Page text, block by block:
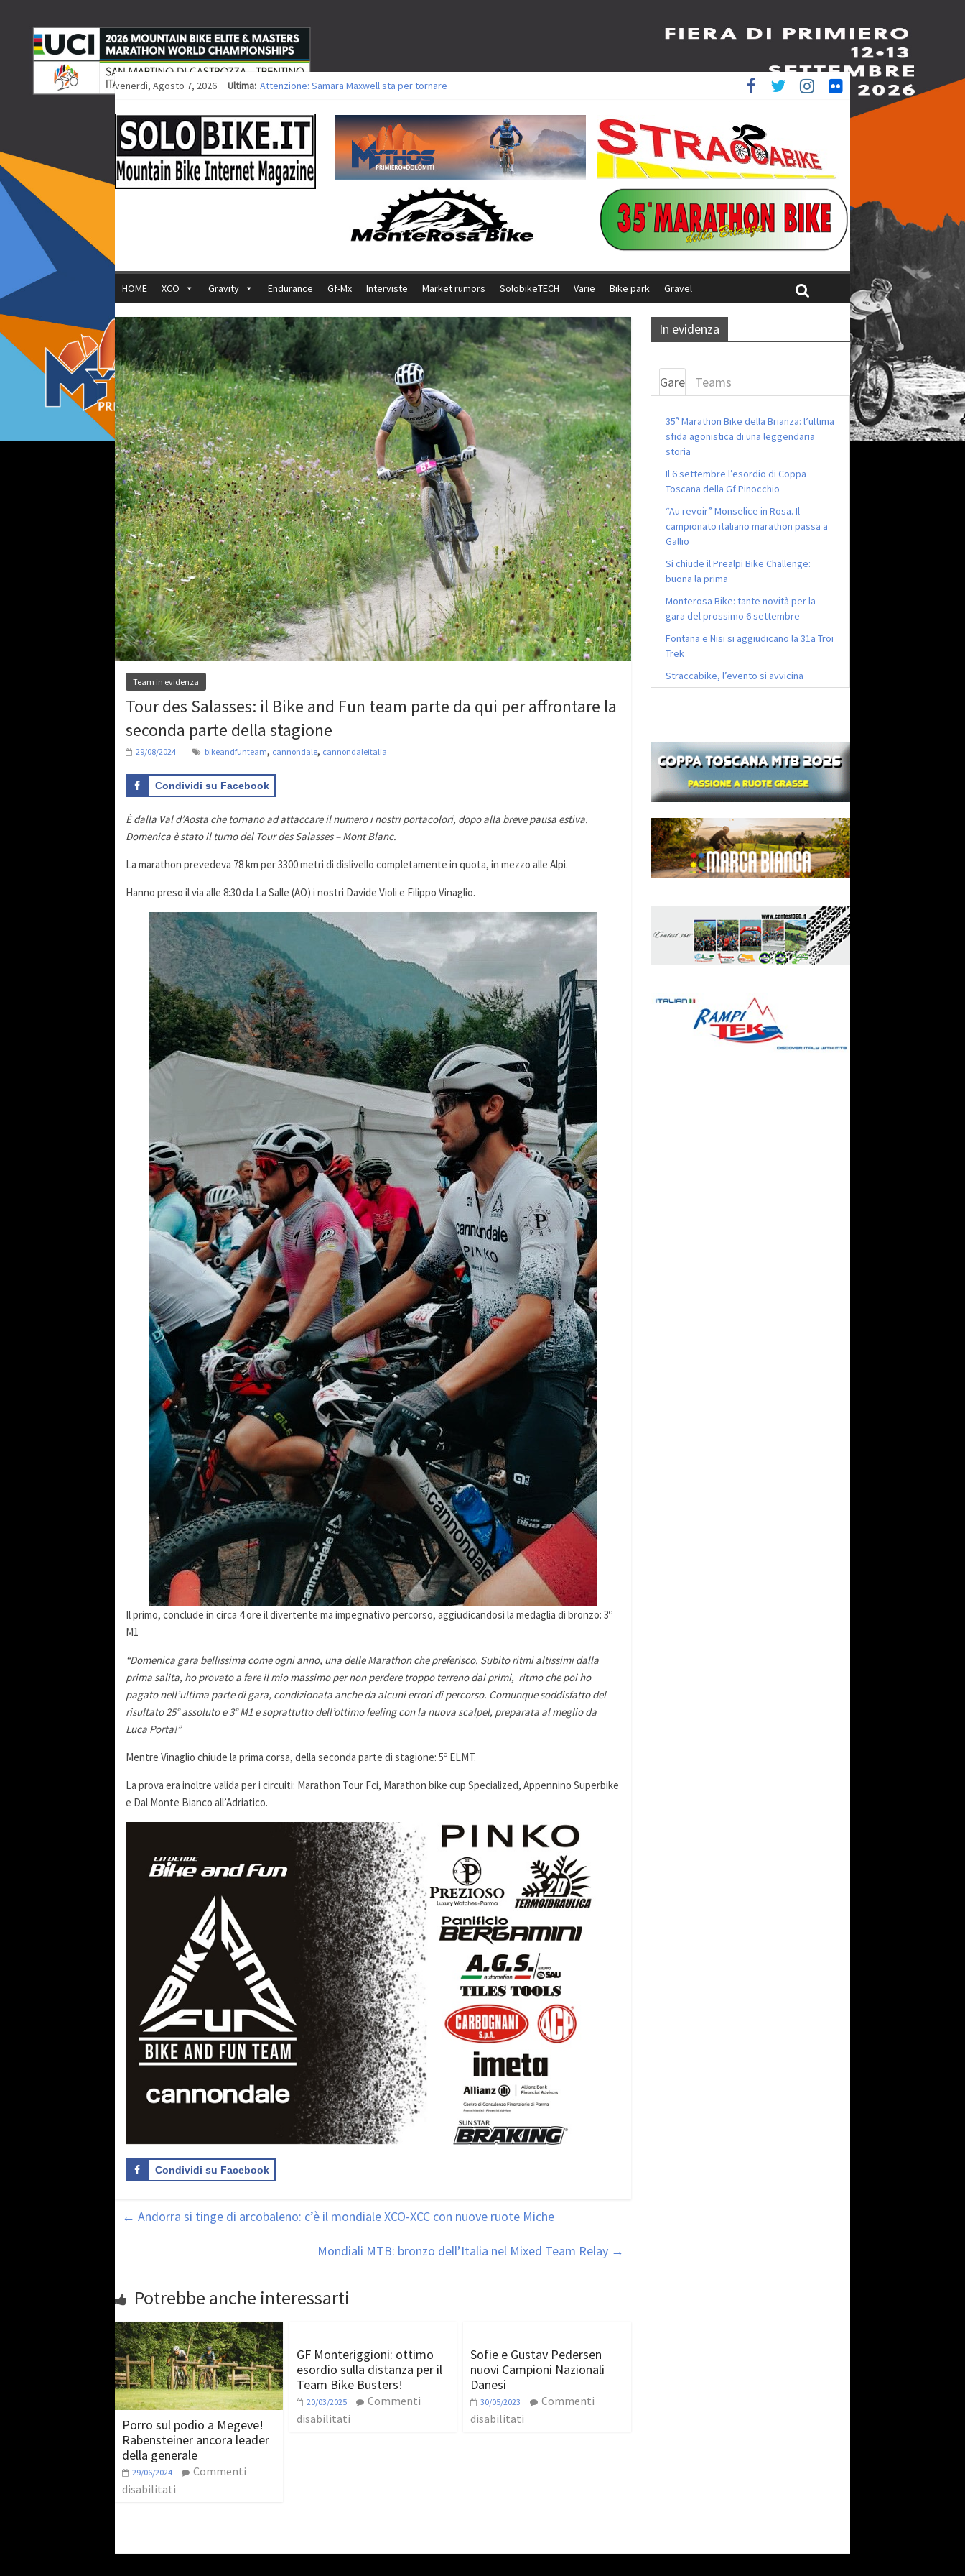
venerdì, Agosto 7, 2026 Ultima: Attenzione: Samara Maxwell sta per tornare
Europei XCO: vittorie per Ghibaudo, Grossmann e Gallis. Signorelli 5^ la migliore tra gli italiani
35ª Marathon Bike della Brianza: l’ultima sfida agonistica di una leggendaria storia
Europei MTB: il Team Relay firma il secondo argento azzurro a Monteceneri
HOME XCO Gravity Endurance Gf-Mx Interviste Market rumors SolobikeTECH Varie Bike park Gravel
Team in evidenza
Tour des Salasses: il Bike and Fun team parte da qui per affrontare la
seconda parte della stagione
29/08/2024 bikeandfunteam, cannondale, cannondaleitalia
Condividi su Facebook
È dalla Val d’Aosta che tornano ad attaccare il numero i nostri portacolori, dopo alla breve pausa estiva.
Domenica è stato il turno del Tour des Salasses – Mont Blanc.
La marathon prevedeva 78 km per 3300 metri di dislivello completamente in quota, in mezzo alle Alpi.
Hanno preso il via alle 8:30 da La Salle (AO) i nostri Davide Violi e Filippo Vinaglio.
Il primo, conclude in circa 4 ore il divertente ma impegnativo percorso, aggiudicandosi la medaglia di bronzo: 3º
M1
“Domenica gara bellissima come ogni anno, una delle Marathon che preferisco. Subito ritmi altissimi dalla
prima salita, ho provato a fare il mio massimo per non perdere troppo terreno dai primi, ritmo che poi ho
pagato nell’ultima parte di gara, condizionata anche da alcuni errori di percorso. Comunque soddisfatto del
risultato 25° assoluto e 3° M1 e soprattutto dell’ottimo feeling con la nuova scalpel, preparata al meglio da
Luca Porta!”
Mentre Vinaglio chiude la prima corsa, della seconda parte di stagione: 5º ELMT.
La prova era inoltre valida per i circuiti: Marathon Tour Fci, Marathon bike cup Specialized, Appennino Superbike
e Dal Monte Bianco all’Adriatico.
Condividi su Facebook
← Andorra si tinge di arcobaleno: c’è il mondiale XCO-XCC con nuove ruote Miche
Mondiali MTB: bronzo dell’Italia nel Mixed Team Relay →
Potrebbe anche interessarti
Porro sul podio a Megeve!
Rabensteiner ancora leader
della generale
29/06/2024
Commenti
disabilitati
GF Monteriggioni: ottimo
esordio sulla distanza per il
Team Bike Busters!
20/03/2025
Commenti
disabilitati
Sofie e Gustav Pedersen
nuovi Campioni Nazionali
Danesi
30/05/2023
Commenti
disabilitati
In evidenza
Gare Teams
35ª Marathon Bike della Brianza: l’ultima
sfida agonistica di una leggendaria
storia
Il 6 settembre l’esordio di Coppa
Toscana della Gf Pinocchio
“Au revoir” Monselice in Rosa. Il
campionato italiano marathon passa a
Gallio
Si chiude il Prealpi Bike Challenge:
buona la prima
Monterosa Bike: tante novità per la
gara del prossimo 6 settembre
Fontana e Nisi si aggiudicano la 31a Troi
Trek
Straccabike, l’evento si avvicina